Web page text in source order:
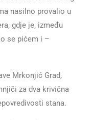
nasilno provalio u
gdje je, između
se pićem i –
Mrkonjić Grad,
za dva krivična
stana.